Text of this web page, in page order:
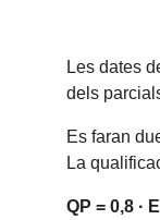
Les dates
dels
Es faran
La
QP = 0,8 ·